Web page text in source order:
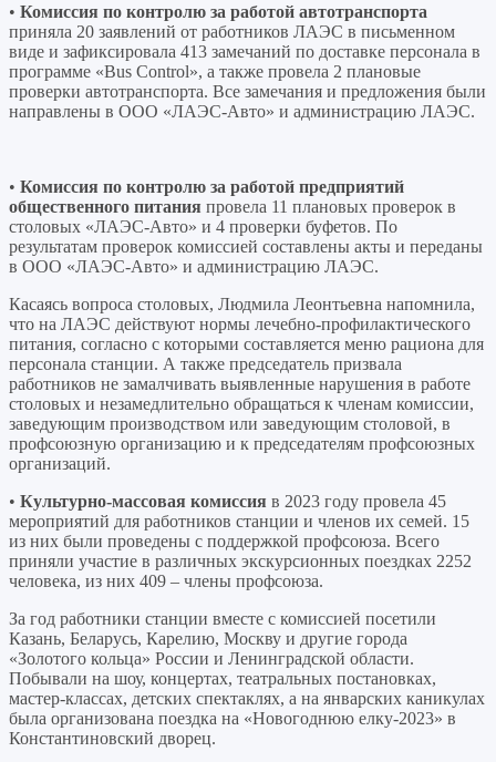
• Комиссия по контролю за работой автотранспорта
приняла 20 заявлений от работников ЛАЭС в письменном
виде и зафиксировала 413 замечаний по доставке персонала в
программе «Bus Control», а также провела 2 плановые
проверки автотранспорта. Все замечания и предложения были
направлены в ООО «ЛАЭС-Авто» и администрацию ЛАЭС.
• Комиссия по контролю за работой предприятий
общественного питания провела 11 плановых проверок в
столовых «ЛАЭС-Авто» и 4 проверки буфетов. По
результатам проверок комиссией составлены акты и переданы
в ООО «ЛАЭС-Авто» и администрацию ЛАЭС.
Касаясь вопроса столовых, Людмила Леонтьевна напомнила,
что на ЛАЭС действуют нормы лечебно-профилактического
питания, согласно с которыми составляется меню рациона для
персонала станции. А также председатель призвала
работников не замалчивать выявленные нарушения в работе
столовых и незамедлительно обращаться к членам комиссии,
заведующим производством или заведующим столовой, в
профсоюзную организацию и к председателям профсоюзных
организаций.
• Культурно-массовая комиссия в 2023 году провела 45
мероприятий для работников станции и членов их семей. 15
из них были проведены с поддержкой профсоюза. Всего
приняли участие в различных экскурсионных поездках 2252
человека, из них 409 – члены профсоюза.
За год работники станции вместе с комиссией посетили
Казань, Беларусь, Карелию, Москву и другие города
«Золотого кольца» России и Ленинградской области.
Побывали на шоу, концертах, театральных постановках,
мастер-классах, детских спектаклях, а на январских каникулах
была организована поездка на «Новогоднюю елку-2023» в
Константиновский дворец.